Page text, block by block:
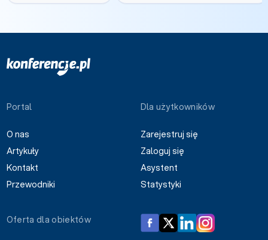
Portal
O nas
Artykuły
Kontakt
Przewodniki
Dla użytkowników
Zarejestruj się
Zaloguj się
Asystent
Statystyki
Oferta dla obiektów